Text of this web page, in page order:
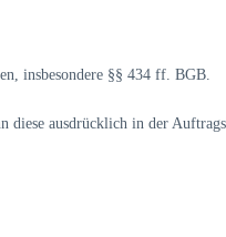
insbesondere §§ 434 ff. BGB.
diese ausdrücklich in der